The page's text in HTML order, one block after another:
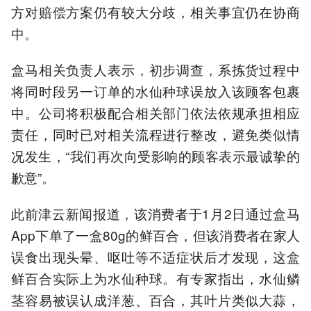
方对赔偿方案仍有较大分歧，相关事宜仍在协商
中。
盒马相关负责人表示，初步调查，系拣货过程中
将同时段另一订单的水仙种球误放入该顾客包裹
中。公司将积极配合相关部门依法依规承担相应
责任，同时已对相关流程进行整改，避免类似情
况发生，“我们再次向受影响的顾客表示最诚挚的
歉意”。
此前津云新闻报道，该消费者于1月2日通过盒马
App下单了一盒80g的鲜百合，但该消费者在家人
误食出现头晕、呕吐等不适症状后才发现，这盒
鲜百合实际上为水仙种球。有专家指出，水仙鳞
茎容易被误认成洋葱、百合，其叶片类似大蒜，